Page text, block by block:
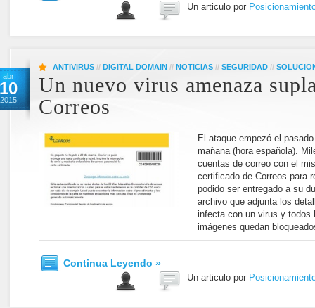
Un articulo por
abr
10
2015
ANTIVIRUS // DIGITAL DOMAIN // NOTICIAS // SEGURIDAD //
Un nuevo virus amenaza
Correos
El ataque empezó el
mañana (hora española).
cuentas de correo con el
certificado de Correos para
podido ser entregado a su
archivo que adjunta los
infecta con un virus y todos
imágenes quedan
Continua Leyendo »
Un articulo por